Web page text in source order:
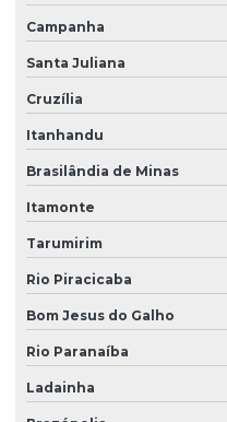
Campanha
Santa Juliana
Cruzília
Itanhandu
Brasilândia de Minas
Itamonte
Tarumirim
Rio Piracicaba
Bom Jesus do Galho
Rio Paranaíba
Ladainha